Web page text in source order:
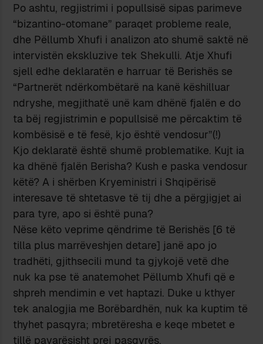
Po ashtu, regjistrimi i popullsisë sipas parimeve
“bizantino-otomane” paraqet probleme reale,
dhe Pëllumb Xhufi i analizon ato shumë saktë në
intervistën ekskluzive tek Shekulli. Atje Xhufi
sjell edhe deklaratën e harruar të Berishës se
“Partnerët ndërkombëtarë na kanë këshilluar
ndryshe, megjithatë unë kam dhënë fjalën e do
ta bëj regjistrimin e popullsisë me përcaktim të
kombësisë e të fesë, kjo është vendosur”(!)
Kjo deklaratë është shumë problematike. Kujt ia
ka dhënë fjalën Berisha? Kush e paska vendosur
këtë? A i shërben Kryeministri i Shqipërisë
interesave të shtetasve të tij dhe a përgjigjet ai
para tyre, apo si është puna?
Nëse këto veprime qëndrime të Berishës [6 të
tilla plus marrëveshjen detare] janë apo jo
tradhëti, gjithsecili mund ta gjykojë vetë dhe
nuk ka pse të anatemohet Pëllumb Xhufi që e
shpreh mendimin e vet haptazi. Duke u kthyer
tek analogjia me Borëbardhën, nuk ka kuptim të
thyhet pasqyra; mbretëresha e keqe mbetet e
tillë pavarësisht prej pasqyrës.